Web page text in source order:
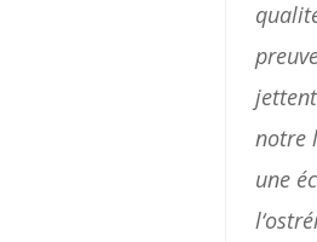
notre
une
l‘